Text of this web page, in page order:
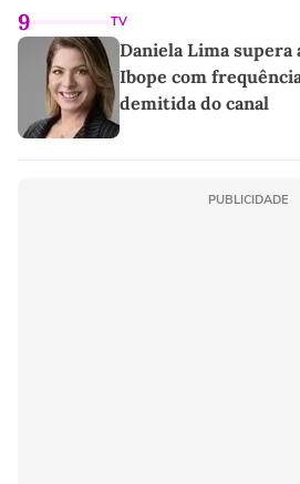
9 TV
Daniela Lima supera
Ibope com
demitida do canal
PUBLICIDADE